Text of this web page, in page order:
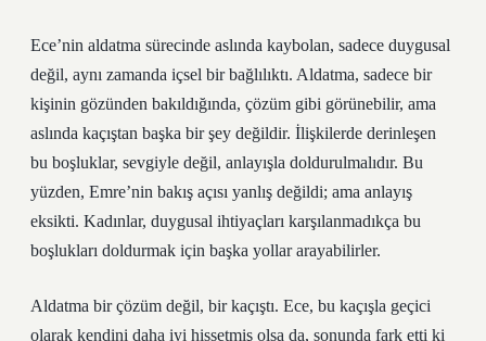
Ece’nin aldatma sürecinde aslında kaybolan, sadece duygusal
değil, aynı zamanda içsel bir bağlılıktı. Aldatma, sadece bir
kişinin gözünden bakıldığında, çözüm gibi görünebilir, ama
aslında kaçıştan başka bir şey değildir. İlişkilerde derinleşen
bu boşluklar, sevgiyle değil, anlayışla doldurulmalıdır. Bu
yüzden, Emre’nin bakış açısı yanlış değildi; ama anlayış
eksikti. Kadınlar, duygusal ihtiyaçları karşılanmadıkça bu
boşlukları doldurmak için başka yollar arayabilirler.
Aldatma bir çözüm değil, bir kaçıştı. Ece, bu kaçışla geçici
olarak kendini daha iyi hissetmiş olsa da, sonunda fark etti ki